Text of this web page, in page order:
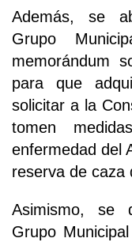
Además, se
Grupo
memorándum
para que
solicitar a la
tomen
enfermedad del
reserva de caza
Asimismo, se
Grupo